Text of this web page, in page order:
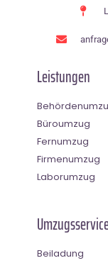
Leistungen
Büroumzug
Fernumzug
Firmenumzug
Laborumzug
Beiladung